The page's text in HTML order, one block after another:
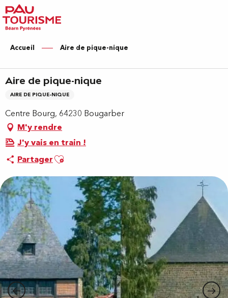
Aller
au
contenu
principal
Accueil Aire de pique-nique
Aire de pique-nique
AIRE DE PIQUE-NIQUE
Centre Bourg, 64230 Bougarber
M'y rendre
J'y vais en train !
PartagerAjouter aux favoris